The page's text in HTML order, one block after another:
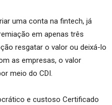
uma conta na fintech, já
em apenas três
resgatar o valor ou deixá-lo
as empresas, o valor
meio do CDI.
e custoso Certificado